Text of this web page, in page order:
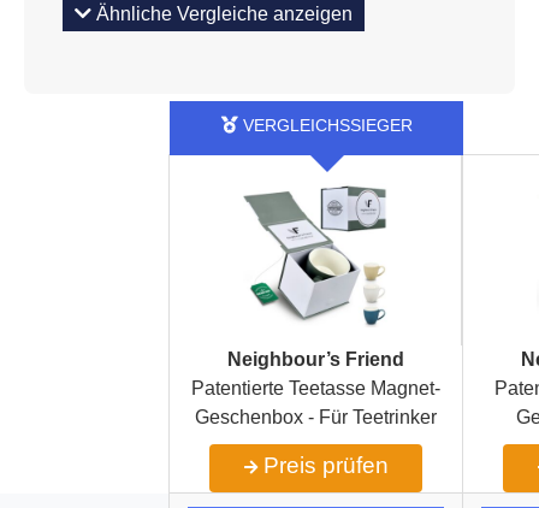
Ähnliche Vergleiche anzeigen
Neighbour’s Friend
Patentierte Teetasse Magnet-
Geschenbox - Für Teetrinker
Preis prüfen